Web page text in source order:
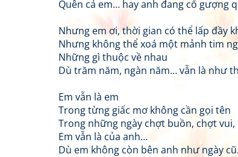
Quên cả em… hay anh đang cố gượng
Nhưng em ơi, thời gian có thể lấp đầy
Nhưng không thể xoá một mảnh tim
Những gì thuộc về nhau
Dù trăm năm, ngàn năm… vẫn là như
Em vẫn là em
Trong từng giấc mơ không cần gọi tên
Trong những ngày chợt buồn, chợt
Em vẫn là của anh…
Dù em không còn bên anh như ngày cũ.